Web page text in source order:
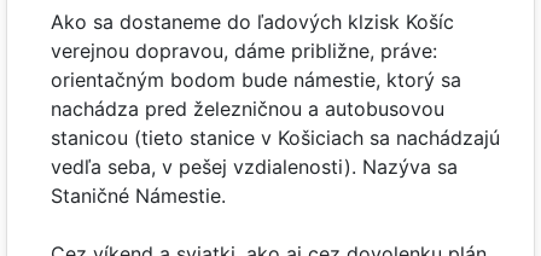
Ako sa dostaneme do ľadových klzisk Košíc
verejnou dopravou, dáme približne, práve:
orientačným bodom bude námestie, ktorý sa
nachádza pred železničnou a autobusovou
stanicou (tieto stanice v Košiciach sa nachádzajú
vedľa seba, v pešej vzdialenosti). Nazýva sa
Staničné Námestie.